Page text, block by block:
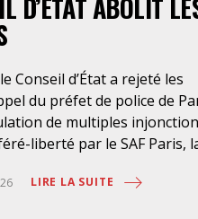
D’ETAT ABOLIT
Conseil d’État a rejeté les
du préfet de police de
de multiples
liberté par le SAF Paris,
nouvelle décision confirme
LIRE LA SUITE